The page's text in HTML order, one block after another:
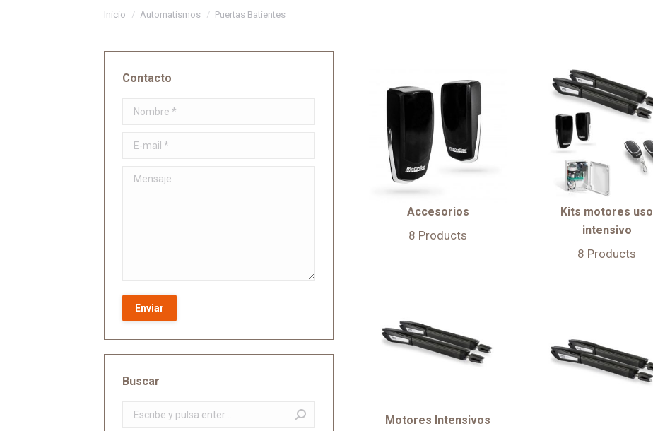
Estás aquí:
Inicio Automatismos Puertas Batientes
Accesorios
8 Products
Kits motores uso
intensivo
8 Products
Motores Intensivos
Contacto
Nombre *
E-mail *
Mensaje
Enviar
Buscar
Buscar: